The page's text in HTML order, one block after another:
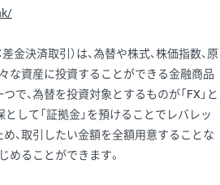
金決済取引）は、為替や株式、株価指数、原
な資産に投資することができる金融商品
つで、為替を投資対象とするものが「FX」と
として「証拠金」を預けることでレバレッ
、取引したい金額を全額用意することな
めることができます。